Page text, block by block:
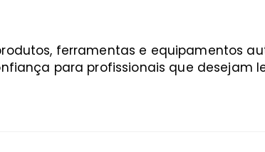
ferramentas e equipamentos
para profissionais que desejam